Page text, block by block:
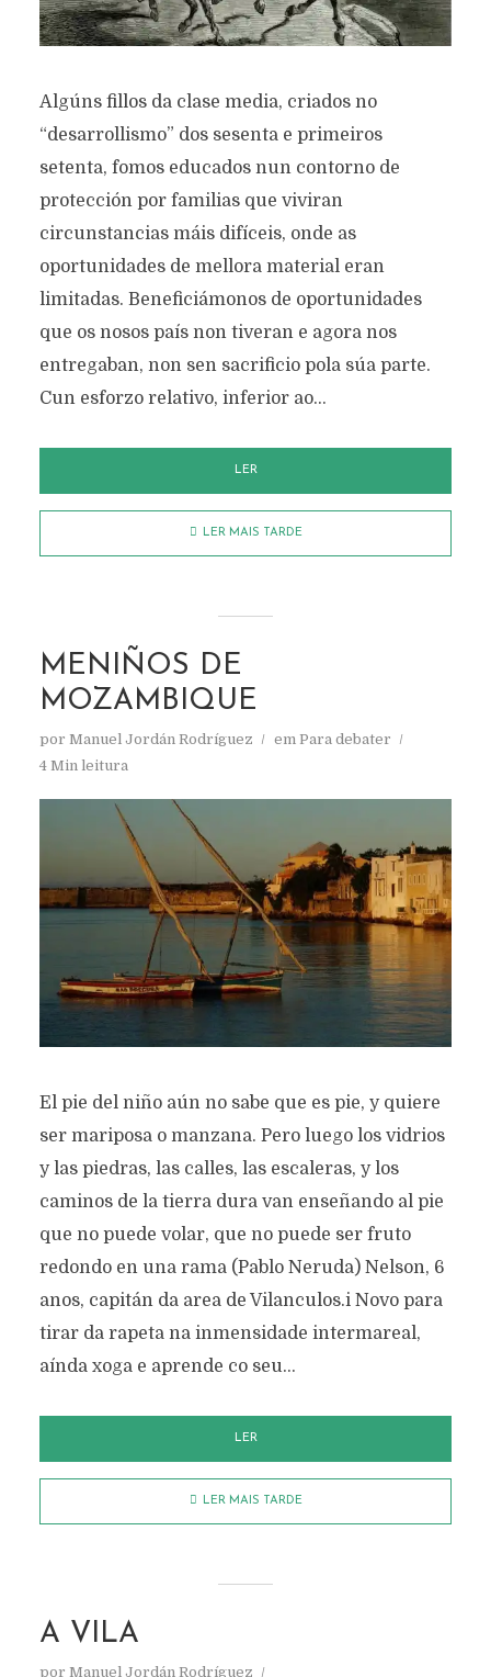
Algúns fillos da clase media, criados no
“desarrollismo” dos sesenta e primeiros
setenta, fomos educados nun contorno de
protección por familias que viviran
circunstancias máis difíceis, onde as
oportunidades de mellora material eran
limitadas. Beneficiámonos de oportunidades
que os nosos país non tiveran e agora nos
entregaban, non sen sacrificio pola súa parte.
Cun esforzo relativo, inferior ao...
LER
LER MAIS TARDE
MENIÑOS DE
MOZAMBIQUE
por Manuel Jordán Rodríguez em Para debater
4 Min leitura
El pie del niño aún no sabe que es pie, y quiere
ser mariposa o manzana. Pero luego los vidrios
y las piedras, las calles, las escaleras, y los
caminos de la tierra dura van enseñando al pie
que no puede volar, que no puede ser fruto
redondo en una rama (Pablo Neruda) Nelson, 6
anos, capitán da area de Vilanculos.i Novo para
tirar da rapeta na inmensidade intermareal,
aínda xoga e aprende co seu...
LER
LER MAIS TARDE
A VILA
por Manuel Jordán Rodríguez